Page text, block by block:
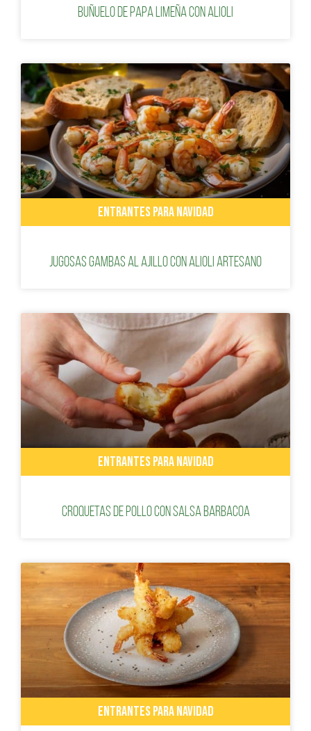
Buñuelo de papa limeña con alioli
ENTRANTES PARA NAVIDAD
Jugosas gambas al ajillo con alioli artesano
ENTRANTES PARA NAVIDAD
Croquetas de pollo con salsa barbacoa
ENTRANTES PARA NAVIDAD